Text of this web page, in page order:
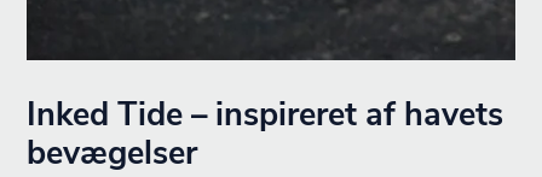
Inked Tide – inspireret af havets
bevægelser